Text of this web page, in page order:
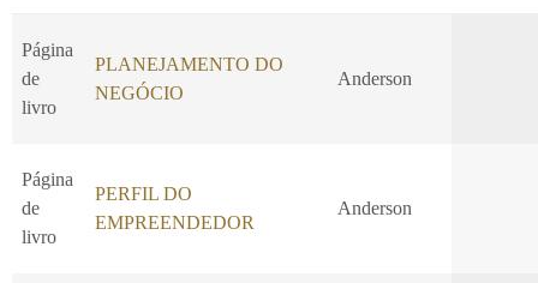
Página
de
livro
PLANEJAMENTO DO
NEGÓCIO
Anderson
Página
de
livro
PERFIL DO
EMPREENDEDOR
Anderson